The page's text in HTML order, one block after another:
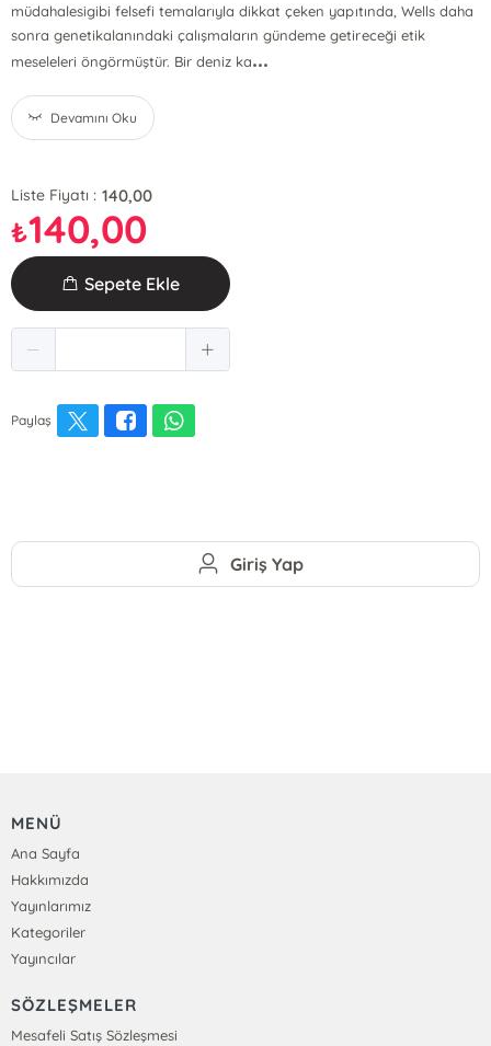
müdahalesigibi felsefi temalarıyla dikkat çeken yapıtında, Wells daha
sonra genetikalanındaki çalışmaların gündeme getireceği etik
meseleleri öngörmüştür. Bir deniz ka...
Devamını Oku
Liste Fiyatı : 140,00
₺140,00
Sepete Ekle
Paylaş
Giriş Yap
MENÜ
Ana Sayfa
Hakkımızda
Yayınlarımız
Kategoriler
Yayıncılar
SÖZLEŞMELER
Mesafeli Satış Sözleşmesi